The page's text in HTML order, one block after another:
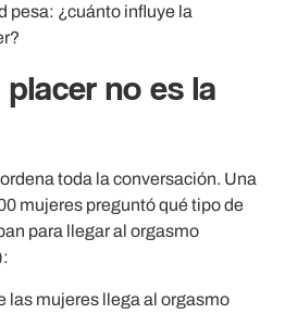
pesa: ¿cuánto influye la
no es la
toda la conversación. Una
mujeres preguntó qué tipo de
para llegar al orgasmo
las mujeres llega al orgasmo